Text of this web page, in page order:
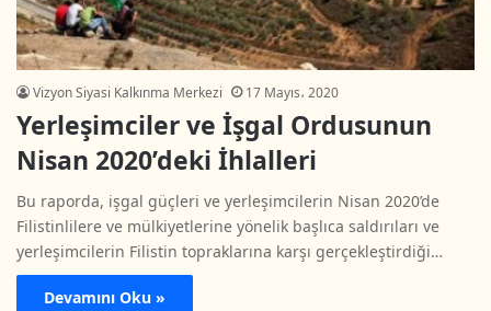
Vizyon Siyasi Kalkınma Merkezi 17 Mayıs، 2020
Yerleşimciler ve İşgal Ordusunun
Nisan 2020’deki İhlalleri
Bu raporda, işgal güçleri ve yerleşimcilerin Nisan 2020’de
Filistinlilere ve mülkiyetlerine yönelik başlıca saldırıları ve
yerleşimcilerin Filistin topraklarına karşı gerçekleştirdiği…
Devamını Oku »